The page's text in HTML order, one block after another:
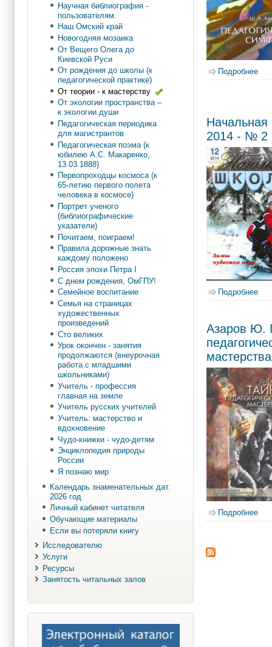
Подробнее
2014 - № 2
Подробнее
Азаров Ю.
мастерства
Подробнее
Научная библиография -
пользователям.
Наш Омский край
Новогодняя мозаика
От Вещего Олега до
Киевской Руси
От рождения до школы (к
педагогической практике)
От теории - к мастерству
От экологии пространства –
к экологии души
Педагогическая периодика
для магистрантов
Педагогическая поэма (к
юбилею А.С. Макаренко,
13.03.1888)
Первопроходцы космоса (к
65-летию первого полета
человека в космосе)
Портрет ученого
(библиографические
указатели)
Почитаем, поиграем!
Правила дорожные знать
каждому положено
Россия эпохи Петра I
С днем рождения, ОмГПУ!
Семейное воспитание
Семья на страницах
художественных
произведений
Сто великих
Урок окончен - занятия
продолжаются (внеурочная
работа с младшими
школьниками)
Учитель - профессия
главная на земле
Учитель русских учителей
Учитель: мастерство и
вдохновение
Чудо-книжки - чудо-детям
Энциклопедия природы
России
Я познаю мир
Календарь знаменательных дат.
2026 год
Личный кабинет читателя
Обучающие материалы
Если вы потеряли книгу
Исследователю
Услуги
Ресурсы
Занятость читальных залов